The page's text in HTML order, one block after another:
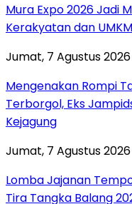
Mura Expo 2026 Jadi
Kerakyatan dan UMKM
Jumat, 7 Agustus 2026
Mengenakan Rompi
Terborgol, Eks
Kejagung
Jumat, 7 Agustus 2026
Lomba Jajanan
Tira Tangka Balang